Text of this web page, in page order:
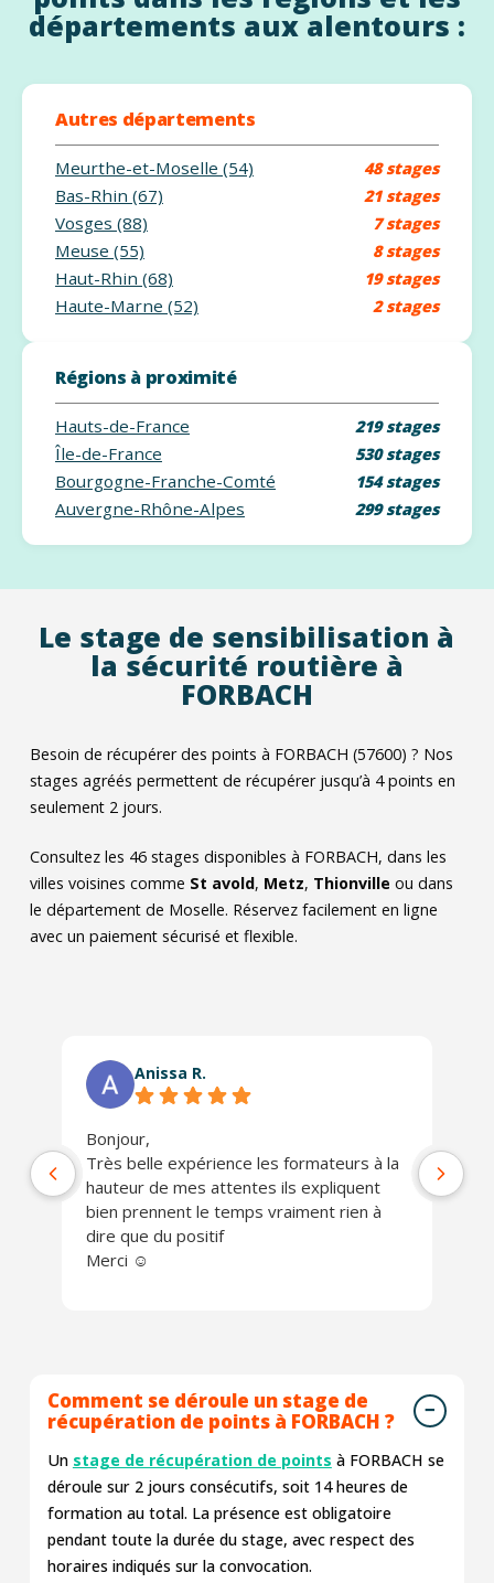
départements aux alentours :
Autres départements
Meurthe-et-Moselle (54) 48 stages
Bas-Rhin (67) 21 stages
Vosges (88) 7 stages
Meuse (55) 8 stages
Haut-Rhin (68) 19 stages
Haute-Marne (52) 2 stages
Régions à proximité
Hauts-de-France 219 stages
Île-de-France 530 stages
Bourgogne-Franche-Comté 154 stages
Auvergne-Rhône-Alpes 299 stages
Le stage de sensibilisation à
la sécurité routière à
FORBACH
Besoin de récupérer des points à FORBACH (57600) ? Nos
stages agréés permettent de récupérer jusqu’à 4 points en
seulement 2 jours.
Consultez les 46stages disponibles à FORBACH, dans les
villes voisines comme St avold, Metz, Thionville ou dans
le département de Moselle. Réservez facilement en ligne
avec un paiement sécurisé et flexible.
Anissa R.
Bonjour,
Très belle expérience les formateurs à la
hauteur de mes attentes ils expliquent
bien prennent le temps vraiment rien à
dire que du positif
Merci ☺️
Comment se déroule un stage de
récupération de points à FORBACH ?
Un stage de récupération de points à FORBACH se
déroule sur 2 jours consécutifs, soit 14 heures de
formation au total. La présence est obligatoire
pendant toute la durée du stage, avec respect des
horaires indiqués sur la convocation.